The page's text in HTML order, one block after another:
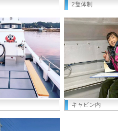
2隻体制
キャビン内